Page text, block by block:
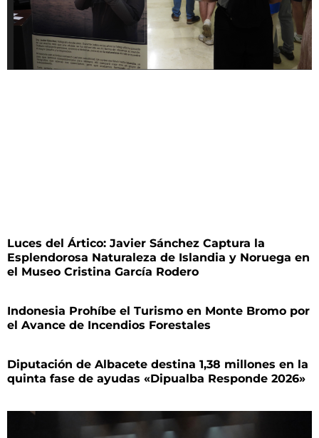
Luces del Ártico: Javier Sánchez Captura la
Esplendorosa Naturaleza de Islandia y Noruega en
el Museo Cristina García Rodero
Indonesia Prohíbe el Turismo en Monte Bromo por
el Avance de Incendios Forestales
Diputación de Albacete destina 1,38 millones en la
quinta fase de ayudas «Dipualba Responde 2026»